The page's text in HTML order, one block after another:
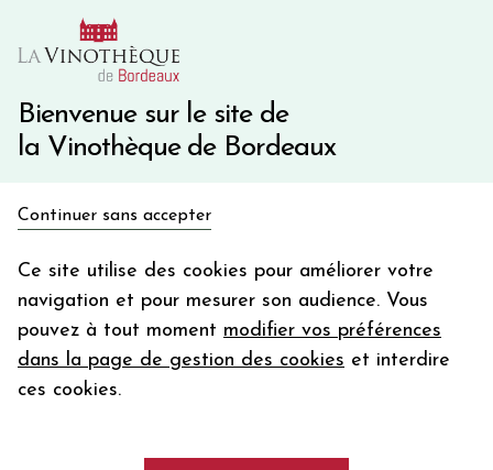
Bienvenue sur le site de
la Vinothèque de Bordeaux
Continuer sans accepter
Ce site utilise des cookies pour améliorer votre
navigation et pour mesurer son audience. Vous
pouvez à tout moment modifier vos préférences
dans la page de gestion des cookies et interdire
ces cookies.
10€ de remise immédiate sur votre première commande
Une question ?
en bon d'achat
Votre
email
En m’abonnant, j’accepte de recevoir la newsletter de la